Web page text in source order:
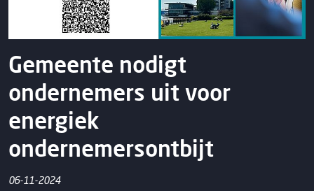
Gemeente nodigt
ondernemers uit voor
energiek
ondernemersontbijt
06-11-2024